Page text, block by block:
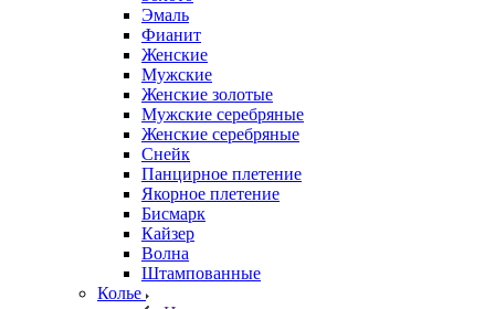
Эмаль
Фианит
Женские
Мужские
Женские золотые
Мужские серебряные
Женские серебряные
Снейк
Панцирное плетение
Якорное плетение
Бисмарк
Кайзер
Волна
Штампованные
Колье